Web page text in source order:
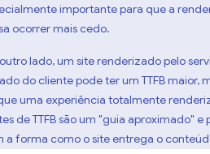
importante para que a
ocorrer mais cedo.
lado, um site renderizado pelo
do cliente pode ter um TTFB maior,
uma experiência totalmente
de TTFB são um "guia aproximado"
a forma como o site entrega o